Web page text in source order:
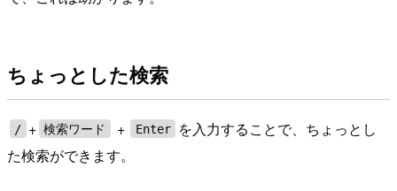
ちょっとした検索
/ + 検索ワード + Enter
を入力することで、ちょっとし
た検索ができます。